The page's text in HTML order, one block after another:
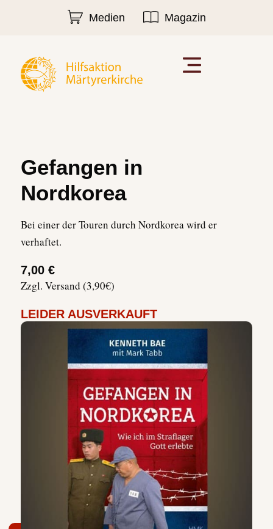
Medien Magazin
Gefangen in
Nordkorea
Bei einer der Touren durch Nordkorea wird er
verhaftet.
7,00 €
Zzgl. Versand (3,90€)
LEIDER AUSVERKAUFT